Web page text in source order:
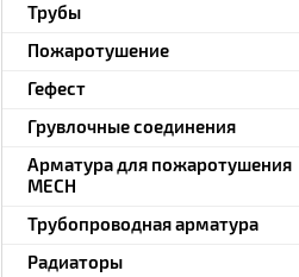
Трубы
Пожаротушение
Гефест
Грувлочные соединения
Арматура для пожаротушения
MECH
Трубопроводная арматура
Радиаторы